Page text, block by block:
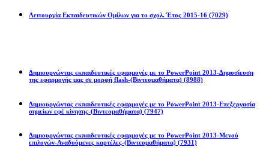
Λειτουργία Εκπαιδευτικών Ομίλων για το σχολ. Έτος 2015-16 (7029)
Δημιουργώντας εκπαιδευτικές εφαρμογές με το PowerPoint 2013-Δημοσίευση
της εφαρμογής μας σε μορφή flash-(Βιντεομαθήματα) (8988)
Δημιουργώντας εκπαιδευτικές εφαρμογές με το PowerPoint 2013-Επεξεργασία
σημείων εφέ κίνησης-(Βιντεομαθήματα) (7947)
Δημιουργώντας εκπαιδευτικές εφαρμογές με το PowerPoint 2013-Μενού
επιλογών-Αναδυόμενες καρτέλες-(Βιντεομαθήματα) (7931)